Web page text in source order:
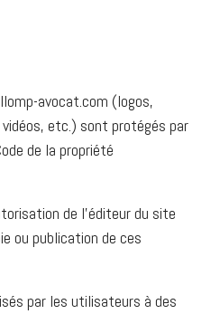
avocat.com (logos,
etc.) sont protégés par
de la propriété
de l’éditeur du site
ou publication de ces
par les utilisateurs à des